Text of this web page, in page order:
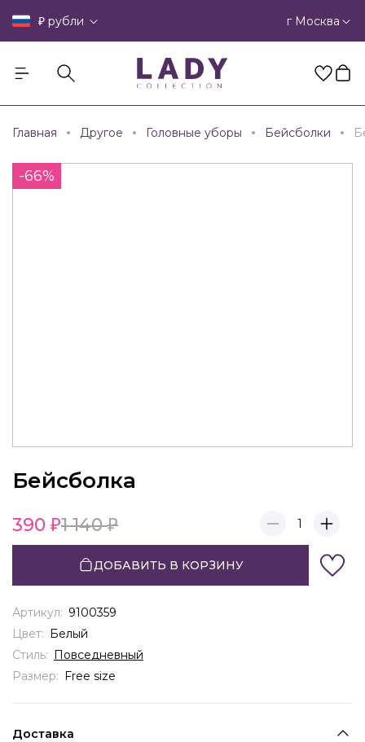
₽ рубли г Москва
Главная Другое Головные уборы Бейсболки
-66%
Бейсболка
390 1 140 1
ДОБАВИТЬ В КОРЗИНУ
Артикул: 9100359
Цвет: Белый
Стиль: Повседневный
Размер: Free size
Доставка